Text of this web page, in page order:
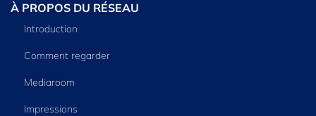
À PROPOS DU RÉSEAU
Introduction
Comment regarder
Mediaroom
Impressions